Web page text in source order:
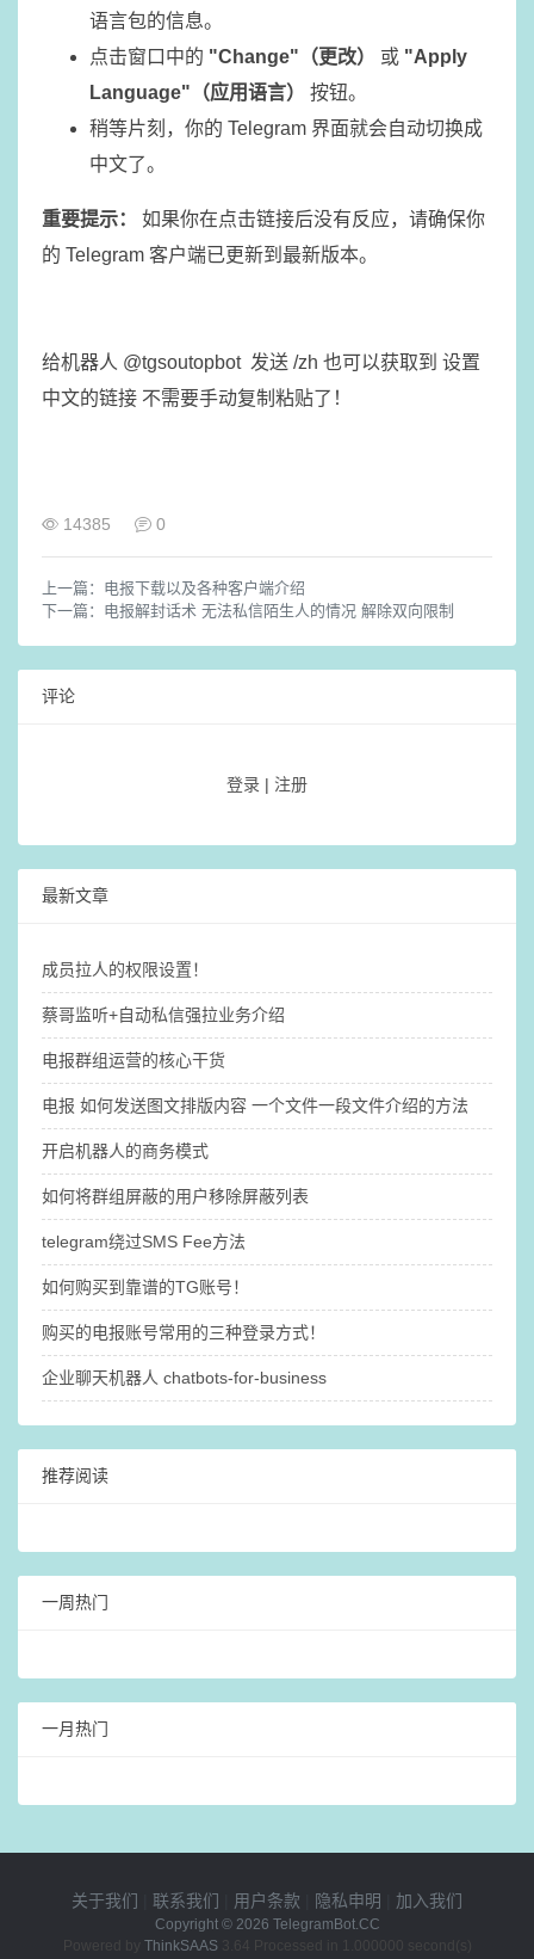
语言包的信息。
点击窗口中的 "Change"（更改） 或 "Apply
Language"（应用语言）
按钮。
稍等片刻，你的 Telegram 界面就会自动切换成
中文了。
重要提示：
如果你在点击链接后没有反应，请确保你
的 Telegram 客户端已更新到最新版本。
给机器人 @tgsoutopbot 发送 /zh 也可以获取到 设置
中文的链接 不需要手动复制粘贴了！
14385 0
上一篇： 电报下载以及各种客户端介绍
下一篇： 电报解封话术 无法私信陌生人的情况 解除双向限制
评论
登录 | 注册
最新文章
成员拉人的权限设置！
蔡哥监听+自动私信强拉业务介绍
电报群组运营的核心干货
电报 如何发送图文排版内容 一个文件一段文件介绍的方法
开启机器人的商务模式
如何将群组屏蔽的用户移除屏蔽列表
telegram绕过SMS Fee方法
如何购买到靠谱的TG账号！
购买的电报账号常用的三种登录方式！
企业聊天机器人 chatbots-for-business
推荐阅读
一周热门
一月热门
关于我们 联系我们 用户条款 隐私申明 加入我们
Copyright © 2026 TelegramBot.CC
Powered by ThinkSAAS3.64 Processed in 1.000000 second(s)